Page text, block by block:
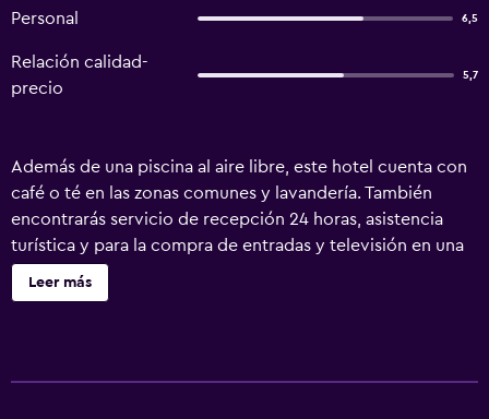
Personal 6,5
Relación calidad-
precio
5,7
Además de una piscina al aire libre, este hotel cuenta con
café o té en las zonas comunes y lavandería. También
encontrarás servicio de recepción 24 horas, asistencia
turística y para la compra de entradas y televisión en una
zona común. Se ofrece un servicio de limpieza a petición.
Hotel Iris - San Diego ofrece 79 alojamientos, con acceso
Leer más